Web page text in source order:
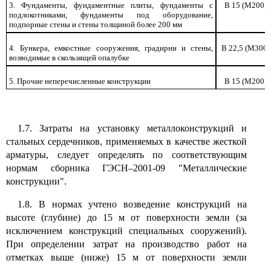
3. Фундаменты, фундаментные плиты, фундаменты с
подлокотниками, фундаменты под оборудование,
подпорные стены и стены толщиной более 200 мм
В 15 (М200)
4. Бункера, емкостные сооружения, градирни и стены,
возводимые в скользящей опалубке
В 22,5 (М300)
5. Прочие неперечисленные конструкции В 15 (М200)
1.7. Затраты на установку металлоконструкций и
стальных сердечников, применяемых в качестве жесткой
арматуры, следует определять по соответствующим
нормам сборника ГЭСН–2001-09 "Металлические
конструкции".
1.8. В нормах учтено возведение конструкций на
высоте (глубине) до 15 м от поверхности земли (за
исключением конструкций специальных сооружений).
При определении затрат на производство работ на
отметках выше (ниже) 15 м от поверхности земли